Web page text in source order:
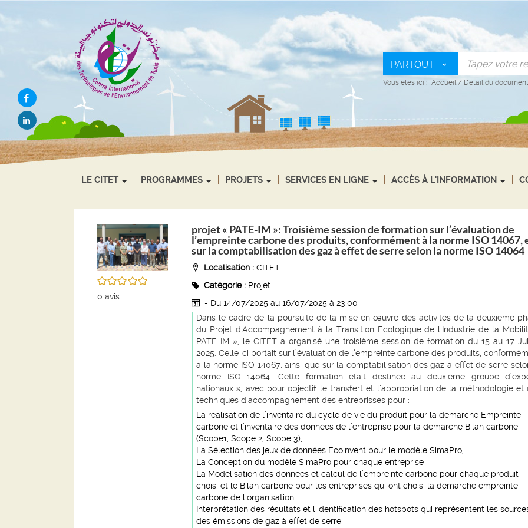
menu
contenu
recherche
PARTOUT
Vous êtes ici : Accueil / Détail du document
LE CITET PROGRAMMES PROJETS SERVICES EN LIGNE ACCÈS À L'INFORMATION
Partager
sur
facebook
(Nouvelle
fenêtre)
Partager
sur
linkedin
(Nouvelle
fenêtre)
/5
0 avis
projet « PATE-IM »: Troisième session de formation sur l’évaluation de
l’empreinte carbone des produits, conformément à la norme ISO 14067,
sur la comptabilisation des gaz à effet de serre selon la norme ISO 14064
Localisation : CITET
Catégorie : Projet
- Du 14/07/2025 au 16/07/2025à 23:00
Dans le cadre de la poursuite de la mise en œuvre des activités de la deuxième
du Projet d’Accompagnement à la Transition Ecologique de l’Industrie de la M
PATE-IM », le CITET a organisé une troisième session de formationdu 15 au 17
2025 . Celle-ci portait sur l’évaluation de l’empreinte carbone des produits,
à la norme ISO 14067, ainsi que sur la comptabilisation des gaz à effet de serre
norme ISO 14064. Cette formation était destinée au deuxième groupe
nationaux s, avec pour objectif le transfert et l’appropriation de la méthodologie et
techniques d’accompagnement des entreprisses pour :
La réalisation de l’inventaire du cycle de vie du produit pour la démarche Empreinte
carbone et l’inventaire des données de l’entreprise pour la démarche Bilan carbone
(Scope1, Scope 2, Scope 3),
La Sélection des jeux de données Ecoinvent pour le modèle SimaPro,
La Conception du modèle SimaPro pour chaque entreprise
La Modélisation des données et calcul de l’empreinte carbone pour chaque produit
choisi et le Bilan carbone pour les entreprises qui ont choisi la démarche empreinte
carbone de l’organisation.
Interprétation des résultats et l’identification des hotspots qui représentent les
des émissions de gaz à effet de serre,